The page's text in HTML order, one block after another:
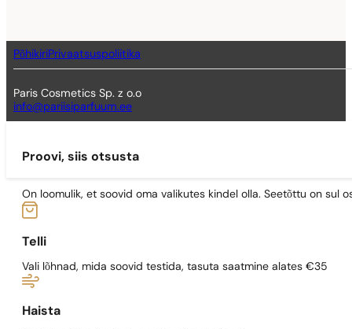
PõhikiriPrivaatsuspoliitika
Paris Cosmetics Sp. z o.o
info@pariisiparfuum.ee
Proovi, siis otsusta
On loomulik, et soovid oma valikutes kindel olla. Seetõttu on sul
Telli
Vali lõhnad, mida soovid testida, tasuta saatmine alates €35
Haista